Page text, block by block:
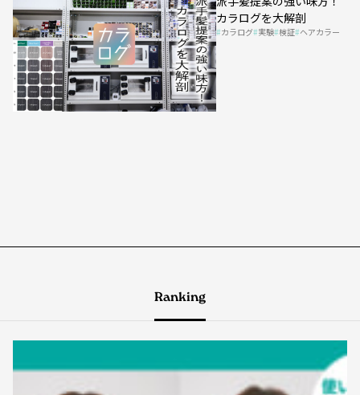
カラログを大解剖
カラログ 実験 検証 ヘアカラー
Ranking